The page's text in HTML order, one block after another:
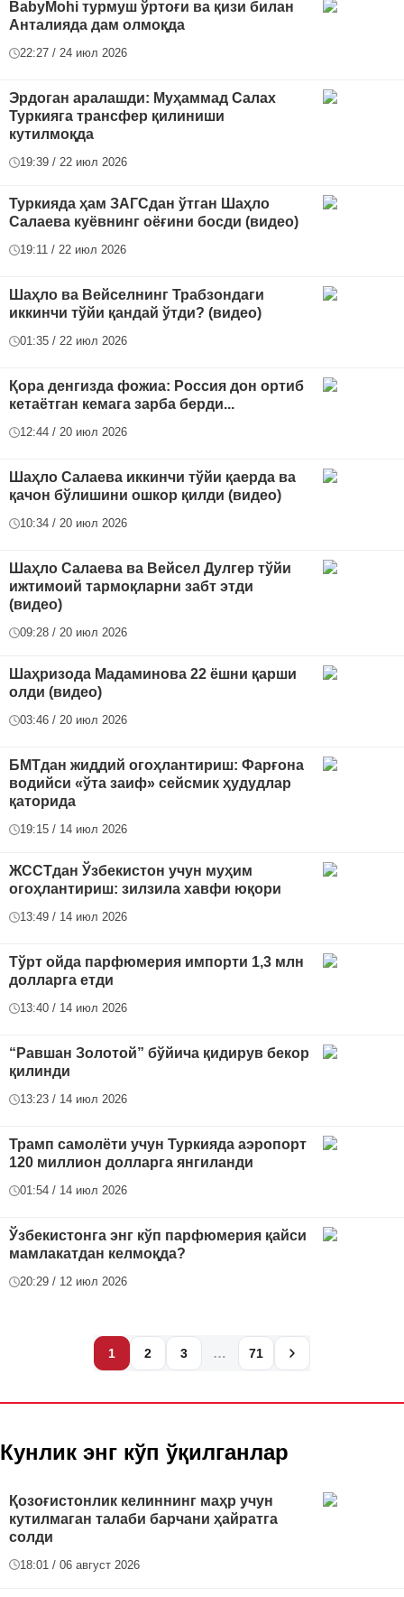
BabyMohi турмуш ўртоғи ва қизи билан
Анталияда дам олмоқда
22:27 / 24 июл 2026
Эрдоган аралашди: Муҳаммад Салах
Туркияга трансфер қилиниши
кутилмоқда
19:39 / 22 июл 2026
Туркияда ҳам ЗАГСдан ўтган Шаҳло
Салаева куёвнинг оёғини босди (видео)
19:11 / 22 июл 2026
Шаҳло ва Вейселнинг Трабзондаги
иккинчи тўйи қандай ўтди? (видео)
01:35 / 22 июл 2026
Қора денгизда фожиа: Россия дон ортиб
кетаётган кемага зарба берди...
12:44 / 20 июл 2026
Шаҳло Салаева иккинчи тўйи қаерда ва
қачон бўлишини ошкор қилди (видео)
10:34 / 20 июл 2026
Шаҳло Салаева ва Вейсел Дулгер тўйи
ижтимоий тармоқларни забт этди
(видео)
09:28 / 20 июл 2026
Шаҳризода Мадаминова 22 ёшни қарши
олди (видео)
03:46 / 20 июл 2026
БМТдан жиддий огоҳлантириш: Фарғона
водийси «ўта заиф» сейсмик ҳудудлар
қаторида
19:15 / 14 июл 2026
ЖССТдан Ўзбекистон учун муҳим
огоҳлантириш: зилзила хавфи юқори
13:49 / 14 июл 2026
Тўрт ойда парфюмерия импорти 1,3 млн
долларга етди
13:40 / 14 июл 2026
“Равшан Золотой” бўйича қидирув бекор
қилинди
13:23 / 14 июл 2026
Трамп самолёти учун Туркияда аэропорт
120 миллион долларга янгиланди
01:54 / 14 июл 2026
Ўзбекистонга энг кўп парфюмерия қайси
мамлакатдан келмоқда?
20:29 / 12 июл 2026
1 2 3 … 71
Кунлик энг кўп ўқилганлар
Қозоғистонлик келиннинг маҳр учун
кутилмаган талаби барчани ҳайратга
солди
18:01 / 06 август 2026